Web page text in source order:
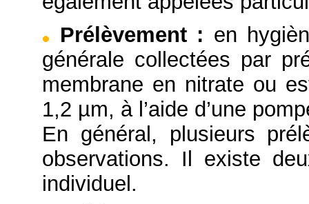
Prélèvement: en
générale collectées par
membrane en nitrate ou
1,2 µm, à l’aide d’une
En général, plusieurs
observations. Il existe
individuel.